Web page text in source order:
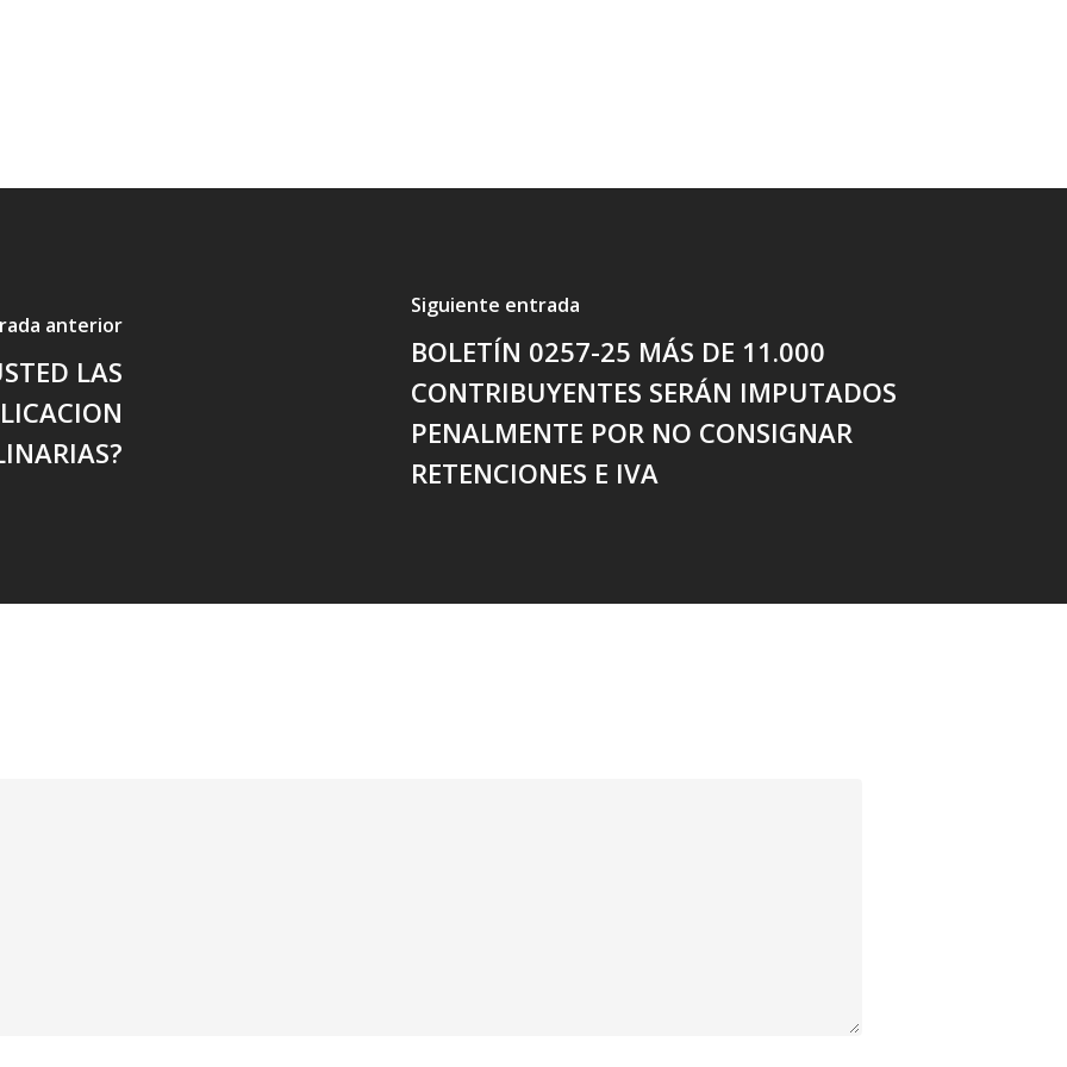
anterior
LAS
Siguiente entrada
BOLETÍN 0257-25 MÁS DE 11.000
CONTRIBUYENTES SERÁN IMPUTADOS
PENALMENTE POR NO CONSIGNAR
RETENCIONES E IVA